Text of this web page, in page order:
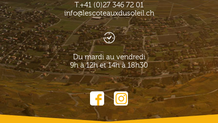
T.+41 (0)27 346 72 01
info@lescoteauxdusoleil.ch
Du mardi au vendredi
9h à 12h et 14h à 18h30